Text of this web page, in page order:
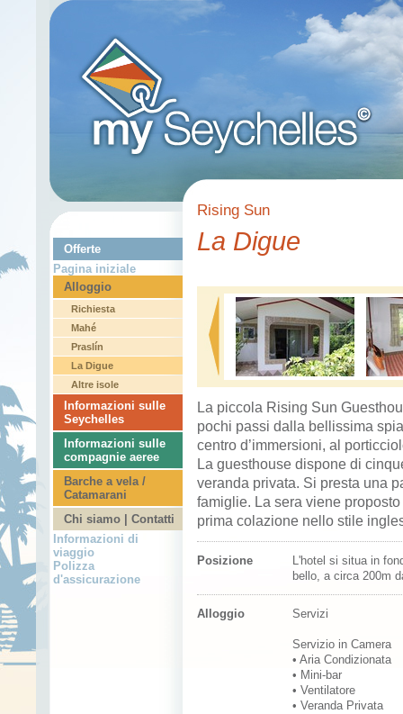
Offerte
Pagina iniziale
Alloggio
Richiesta
Mahé
Praslín
La Digue
Altre isole
Informazioni sulle
Seychelles
Informazioni sulle
compagnie aeree
Barche a vela /
Catamarani
Chi siamo | Contatti
Informazioni di
viaggio
Polizza
d'assicurazione
Rising Sun
La Digue
La piccola Rising Sun
pochi passi dalla bellissima
centro d’immersioni, al
La guesthouse dispone di
veranda privata. Si presta una
famiglie. La sera viene
prima colazione nello stile
Posizione
L'hotel si situa in
bello, a circa 200m
Alloggio Servizi
Servizio in Camera
• Aria Condizionata
• Mini-bar
• Ventilatore
• Veranda Privata